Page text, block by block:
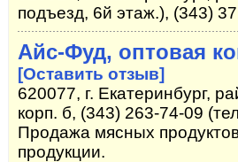
подъезд, 6й этаж.), (343)
Айс-Фуд, оптовая
[Оставить отзыв]
620077, г. Екатеринбург,
корп. б, (343) 263-74-09
Продажа мясных
продукции.